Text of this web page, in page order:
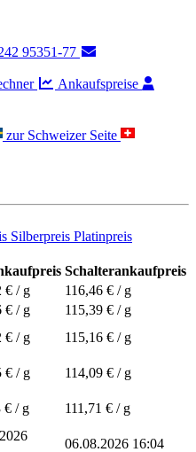
95351-77
Ankaufspreise
zur Schweizer Seite
Silberpreis Platinpreis
Schalterankaufpreis
€ / g 116,46 € / g
€ / g 115,39 € / g
€ / g 115,16 € / g
€ / g 114,09 € / g
€ / g 111,71 € / g
06.08.2026 16:04